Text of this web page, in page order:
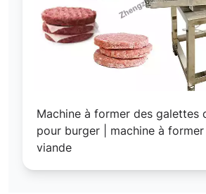
Machine à former des galettes
pour burger | machine à
viande